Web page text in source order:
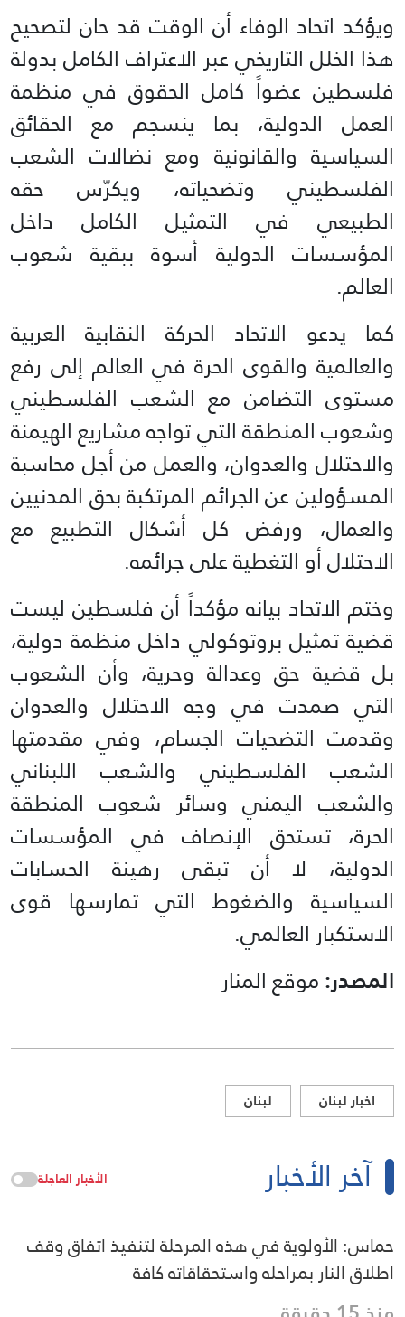
ويؤكد اتحاد الوفاء أن الوقت قد حان لتصحيح
هذا الخلل التاريخي عبر الاعتراف الكامل بدولة
فلسطين عضواً كامل الحقوق في منظمة
العمل الدولية، بما ينسجم مع الحقائق
السياسية والقانونية ومع نضالات الشعب
الفلسطيني وتضحياته، ويكرّس حقه
الطبيعي في التمثيل الكامل داخل
المؤسسات الدولية أسوة ببقية شعوب
العالم.
كما يدعو الاتحاد الحركة النقابية العربية
والعالمية والقوى الحرة في العالم إلى رفع
مستوى التضامن مع الشعب الفلسطيني
وشعوب المنطقة التي تواجه مشاريع الهيمنة
والاحتلال والعدوان، والعمل من أجل محاسبة
المسؤولين عن الجرائم المرتكبة بحق المدنيين
والعمال، ورفض كل أشكال التطبيع مع
الاحتلال أو التغطية على جرائمه.
وختم الاتحاد بيانه مؤكداً أن فلسطين ليست
قضية تمثيل بروتوكولي داخل منظمة دولية،
بل قضية حق وعدالة وحرية، وأن الشعوب
التي صمدت في وجه الاحتلال والعدوان
وقدمت التضحيات الجسام، وفي مقدمتها
الشعب الفلسطيني والشعب اللبناني
والشعب اليمني وسائر شعوب المنطقة
الحرة، تستحق الإنصاف في المؤسسات
الدولية، لا أن تبقى رهينة الحسابات
السياسية والضغوط التي تمارسها قوى
الاستكبار العالمي.
المصدر:موقع المنار
اخبار لبنان لبنان
آخر الأخبار الأخبار العاجلة
حماس: الأولوية في هذه المرحلة لتنفيذ اتفاق وقف
اطلاق النار بمراحله واستحقاقاته كافة